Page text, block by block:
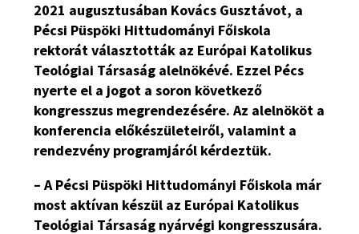
2021 augusztusában Kovács Gusztávot, a
Pécsi Püspöki Hittudományi Főiskola
rektorát választották az Európai Katolikus
Teológiai Társaság alelnökévé. Ezzel Pécs
nyerte el a jogot a soron következő
kongresszus megrendezésére. Az alelnököt a
konferencia előkészületeiről, valamint a
rendezvény programjáról kérdeztük.
– A Pécsi Püspöki Hittudományi Főiskola már
most aktívan készül az Európai Katolikus
Teológiai Társaság nyárvégi kongresszusára.